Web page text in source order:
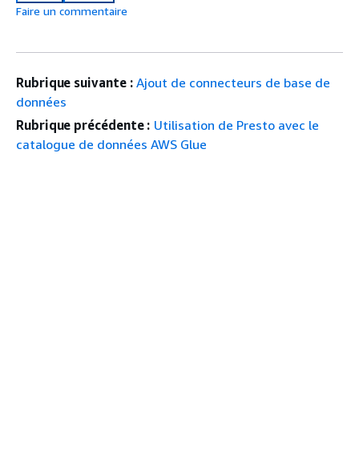
Faire un commentaire
Rubrique suivante : Ajout de connecteurs de base de
données
Rubrique précédente : Utilisation de Presto avec le
catalogue de données AWS Glue